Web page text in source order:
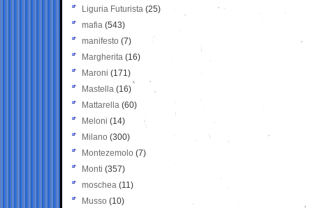
Liguria Futurista (25)
mafia (543)
manifesto (7)
Margherita (16)
Maroni (171)
Mastella (16)
Mattarella (60)
Meloni (14)
Milano (300)
Montezemolo (7)
Monti (357)
moschea (11)
Musso (10)